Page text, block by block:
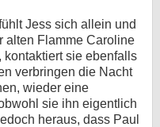
Jess sich allein und
alten Flamme Caroline
sie ebenfalls
verbringen die Nacht
wieder eine
sie ihn eigentlich
heraus, dass Paul